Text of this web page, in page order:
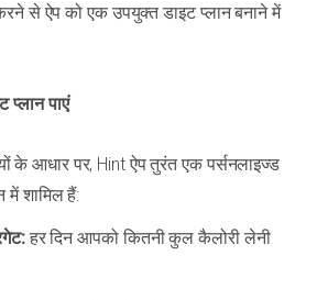
से ऐप को एक उपयुक्त डाइट प्लान बनाने में
प्लान पाएं
के आधार पर, Hint ऐप तुरंत एक पर्सनलाइज्ड
में शामिल हैं:
हर दिन आपको कितनी कुल कैलोरी लेनी